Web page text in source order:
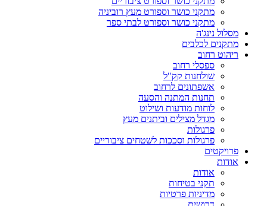
מתקני כושר וספורט מעץ רוביניה
מתקני כושר וספורט לבתי ספר
מסלול נינג'ה
מתקנים לכלבים
ריהוט רחוב
ספסלי רחוב
שולחנות קק"ל
אשפתונים לרחוב
תחנות המתנה והסעה
לוחות מודעות ושילוט
מגדל מצילים וביתנים מעץ
פרגולות
פרגולות וסככות לשטחים ציבוריים
פרויקטים
אודות
אודות
תקני בטיחות
מדיניות פרטיות